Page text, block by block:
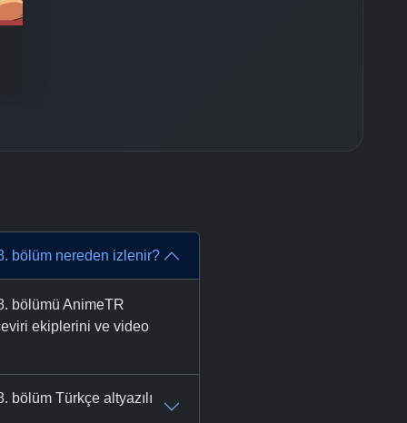
bölüm nereden izlenir?
bölümü AnimeTR
ekiplerini ve video
Türkçe altyazılı